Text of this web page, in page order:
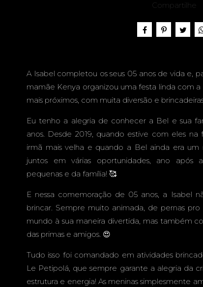
FESTA
MS -
Compartilhe
A Isabel completou os seus 05 anos de vida e,
mamãe Kenya organizou uma festa linda com
mais próximos, com muita diversão e
Eu tenho a alegria de conhecer a Bel e sua
anos. Desde 2019, quando estive com eles
irmã mais velha e quando a Bel ainda era
juntos em várias oportunidades, ano após
pequenas e da família! 🥰
E nessa comemoração de 05 anos, a Isabel
brincar. Sempre muito animada, de pernas
mundo à sua maneira divertida, mas também
das primas e amigos. 😍
Tudo isso foi comandado em atividades
Le Petipolá, que sempre garante a alegria da
estrutura e energia! As meninas simplesmente